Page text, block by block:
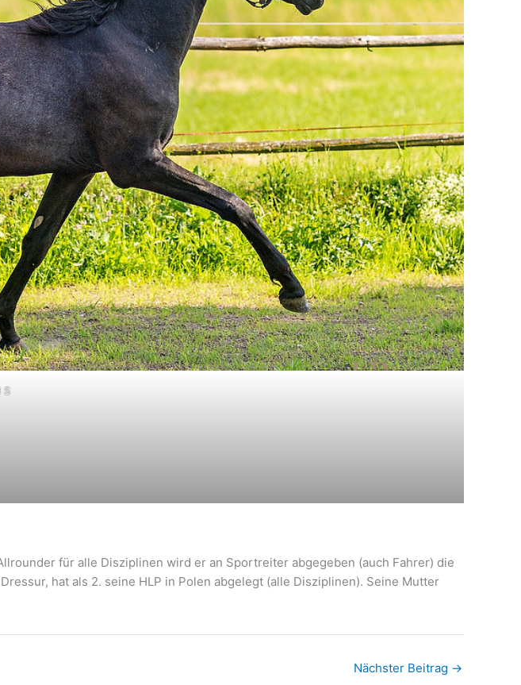
S
für alle Disziplinen wird er an Sportreiter abgegeben (auch Fahrer) die
hat als 2. seine HLP in Polen abgelegt (alle Disziplinen). Seine Mutter
Nächster Beitrag →